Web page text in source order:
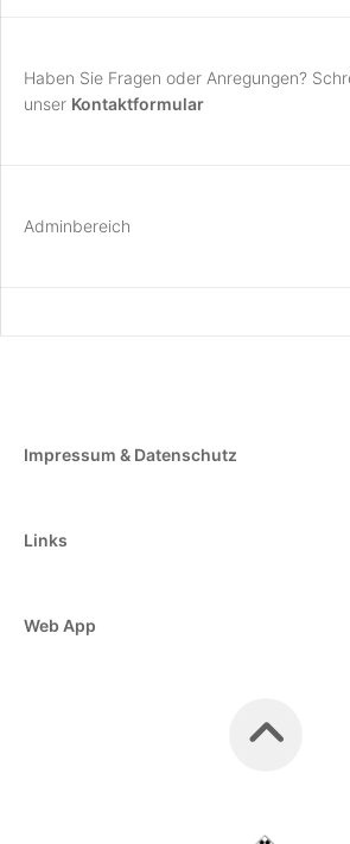
Haben Sie Fragen oder Anregungen?
unser Kontaktformular
Adminbereich
Impressum & Datenschutz
Links
Web App